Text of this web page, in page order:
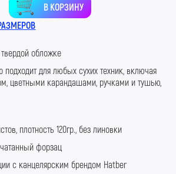
В КОРЗИНУ
обложке
подходит для любых сухих техник, включая
цветными карандашами, ручками и тушью,
плотность 120гр., без линовки
форзац
с канцелярским брендом Hatber